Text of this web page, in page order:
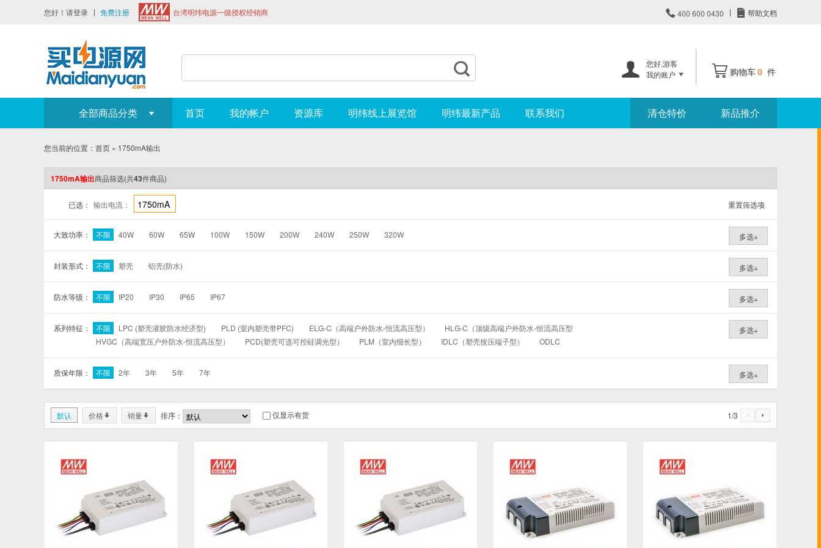
您好！请登录 免费注册 台湾明纬电源一级授权经销商  400 600 0430  帮助文档
  您好,游客
我的账户
 购物车0 件
全部商品分类 首页 我的帐户 资源库 明纬线上展览馆 明纬最新产品 联系我们 清仓特价 新品推介
您当前的位置： 首页 » 1750mA输出
1750mA输出商品筛选(共43件商品)
已选： 输出电流： 1750mA 重置筛选项
大致功率： 多选+
不限 40W 60W 65W 100W 150W 200W 240W 250W 320W
封装形式： 多选+
不限 塑壳 铝壳(防水)
防水等级： 多选+
不限 IP20 IP30 IP65 IP67
系列特征： 多选+
不限 LPC (塑壳灌胶防水经济型) PLD (室内塑壳带PFC) ELG-C（高端户外防水-恒流高压型）
HLG-C（顶级高端户外防水-恒流高压型
HVGC（高端宽压户外防水-恒流高压型）
PCD(塑壳可选可控硅调光型） PLM（室内细长型） IDLC（塑壳按压端子型） ODLC
质保年限： 多选+
不限 2年 3年 5年 7年
默认 价格* 销量* 排序： 仅显示有货 1/3 4 5